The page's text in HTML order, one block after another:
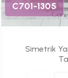
C701-1305
Simetrik